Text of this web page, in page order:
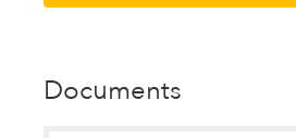
Documents